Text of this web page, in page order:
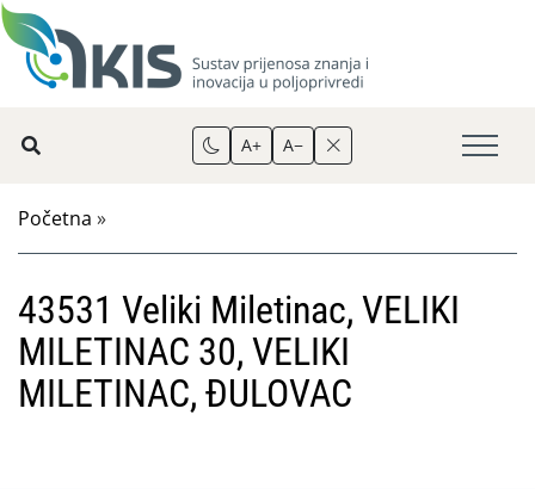
A+ A−
Početna »
43531 Veliki Miletinac, VELIKI
MILETINAC 30, VELIKI
MILETINAC, ĐULOVAC